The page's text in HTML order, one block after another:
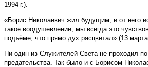
1994 г.).
«Борис Николаевич жил будущим, и от него
такое воодушевление, мы всегда это
подъёме, что прямо дух расцветал» (13 марта
Ни один из Служителей Света не проходил
предательства. Так было и с Борисом